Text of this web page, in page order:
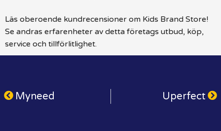
Läs oberoende kundrecensioner om Kids Brand Store!
Se andras erfarenheter av detta företags utbud, köp,
service och tillförlitlighet.
Myneed Uperfect